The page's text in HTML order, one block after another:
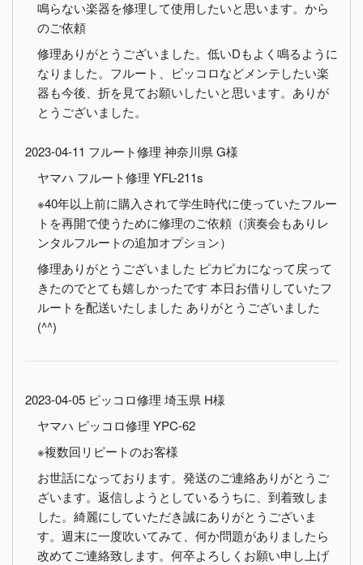
鳴らない楽器を修理して使用したいと思います。から
のご依頼
修理ありがとうございました。低いDもよく鳴るように
なりました。フルート、ピッコロなどメンテしたい楽
器も今後、折を見てお願いしたいと思います。ありが
とうございました。
2023-04-11 フルート修理 神奈川県 G様
ヤマハ フルート修理 YFL-211s
※40年以上前に購入されて学生時代に使っていたフルー
トを再開で使うために修理のご依頼（演奏会もありレ
ンタルフルートの追加オプション）
修理ありがとうございました ピカピカになって戻って
きたのでとても嬉しかったです 本日お借りしていたフ
ルートを配送いたしました ありがとうございました
(^^)
2023-04-05 ピッコロ修理 埼玉県 H様
ヤマハ ピッコロ修理 YPC-62
※複数回リピートのお客様
お世話になっております。発送のご連絡ありがとうご
ざいます。返信しようとしているうちに、到着致しま
した。綺麗にしていただき誠にありがとうございま
す。週末に一度吹いてみて、何か問題がありましたら
改めてご連絡致します。何卒よろしくお願い申し上げ